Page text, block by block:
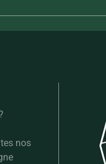
nos